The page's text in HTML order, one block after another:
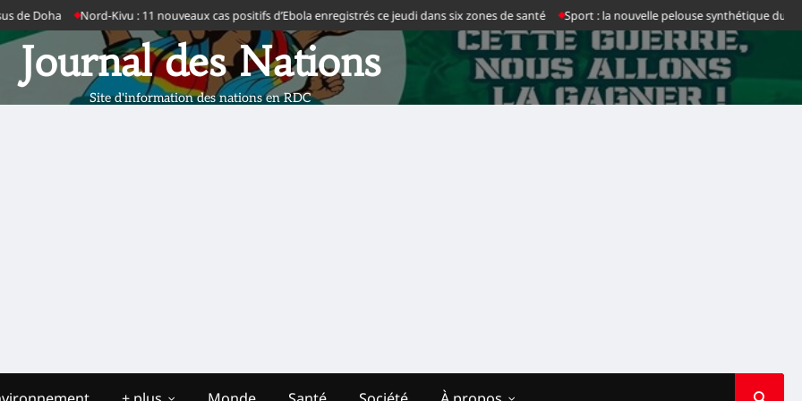
Nord-Kivu : 11 nouveaux cas positifs d’Ebola enregistrés ce jeudi dans six zones de santé Sport : la nouvelle pelouse synthétique du stade des
Journal des Nations
Site d'information des nations en RDC